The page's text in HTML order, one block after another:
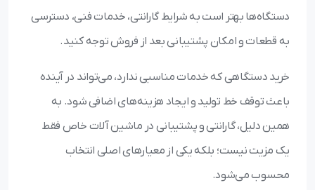
دستگاه‌ها بهتر است به شرایط گارانتی، خدمات فنی، دسترسی
به قطعات و امکان پشتیبانی بعد از فروش توجه کنید.
خرید دستگاهی که خدمات مناسبی ندارد، می‌تواند در آینده
باعث توقف خط تولید و ایجاد هزینه‌های اضافی شود. به
همین دلیل، گارانتی و پشتیبانی در ماشین آلات خاص فقط
یک مزیت نیست؛ بلکه یکی از معیارهای اصلی انتخاب
محسوب می‌شود.